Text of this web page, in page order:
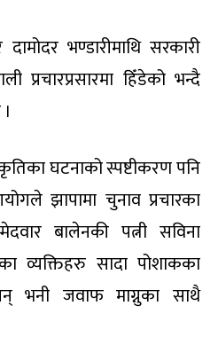
भण्डारीमाथि सरकारी
प्रचारप्रसारमा हिँडेको भन्दै
घटनाको स्पष्टीकरण पनि
झापामा चुनाव प्रचारका
बालेनकी पत्नी सविना
व्यक्तिहरु सादा पोशाकका
भनी जवाफ माग्नुका साथै